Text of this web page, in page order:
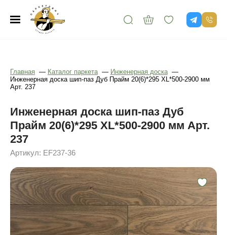
Главная — Каталог паркета — Инженерная доска —
Инженерная доска шип-паз Дуб Прайм 20(6)*295 XL*500-2900 мм
Арт. 237
Инженерная доска шип-паз Дуб
Прайм 20(6)*295 XL*500-2900 мм Арт.
237
Артикул: EF237-36